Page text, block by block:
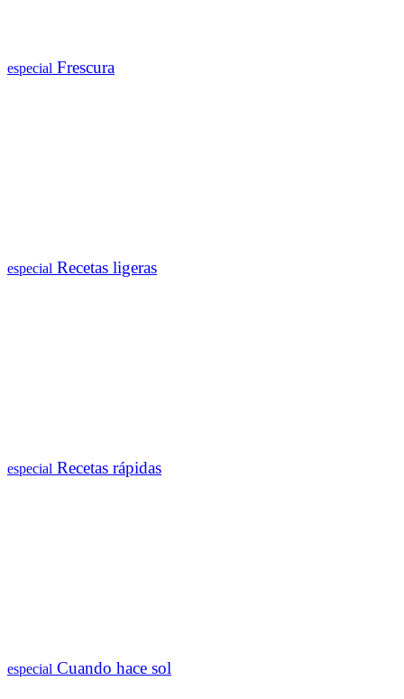
especial Frescura
especial Recetas ligeras
especial Recetas rápidas
especial Cuando hace sol